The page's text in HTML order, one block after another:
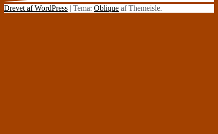
Drevet af WordPress | Tema: Oblique af Themeisle.